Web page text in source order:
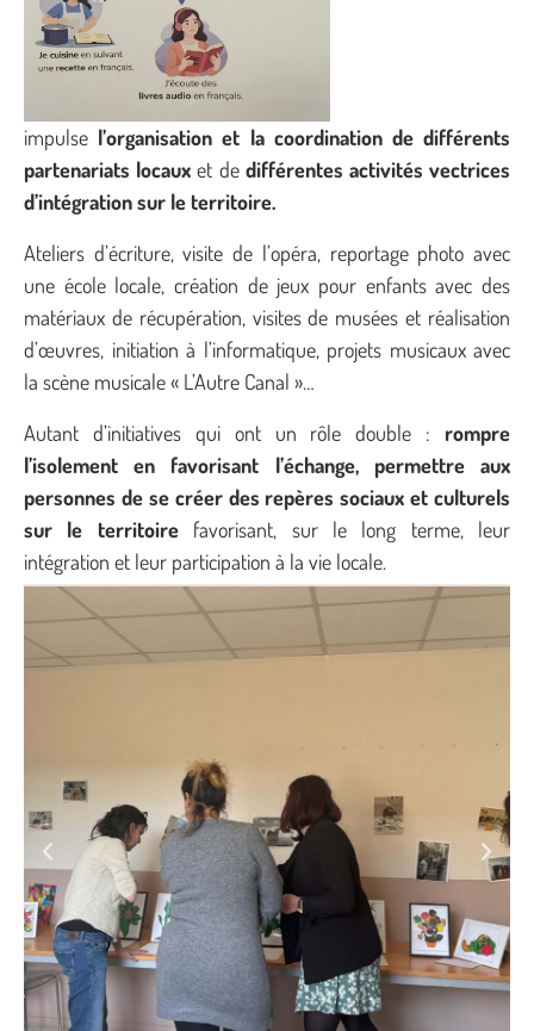
impulse l’organisation et la coordination de différents
partenariats locaux et de différentes activités vectrices
d’intégration sur le territoire.
Ateliers d’écriture, visite de l’opéra, reportage photo avec
une école locale, création de jeux pour enfants avec des
matériaux de récupération, visites de musées et réalisation
d’œuvres, initiation à l’informatique, projets musicaux avec
la scène musicale « L’Autre Canal »…
Autant d’initiatives qui ont un rôle double : rompre
l’isolement en favorisant l’échange, permettre aux
personnes de se créer des repères sociaux et culturels
sur le territoirefavorisant, sur le long terme, leur
intégration et leur participation à la vie locale.